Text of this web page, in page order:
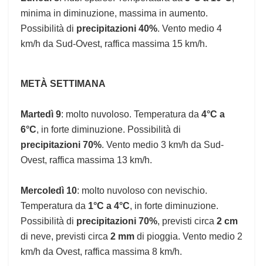
minima in diminuzione, massima in aumento.
Possibilità di precipitazioni 40%. Vento medio 4
km/h da Sud-Ovest, raffica massima 15 km/h.
METÀ SETTIMANA
Martedì 9: molto nuvoloso. Temperatura da 4°C a
6°C, in forte diminuzione. Possibilità di
precipitazioni 70%. Vento medio 3 km/h da Sud-
Ovest, raffica massima 13 km/h.
Mercoledì 10: molto nuvoloso con nevischio.
Temperatura da 1°C a 4°C, in forte diminuzione.
Possibilità di precipitazioni 70%, previsti circa 2 cm
di neve, previsti circa 2 mm di pioggia. Vento medio 2
km/h da Ovest, raffica massima 8 km/h.